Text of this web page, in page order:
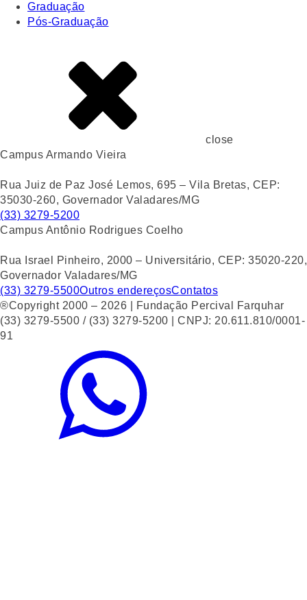
Graduação
Pós-Graduação
close
Campus Armando Vieira
Rua Juiz de Paz José Lemos, 695 – Vila Bretas, CEP:
35030-260, Governador Valadares/MG
(33) 3279-5200
Campus Antônio Rodrigues Coelho
Rua Israel Pinheiro, 2000 – Universitário, CEP: 35020-220,
Governador Valadares/MG
(33) 3279-5500Outros endereçosContatos
®Copyright 2000 – 2026 | Fundação Percival Farquhar
(33) 3279-5500 / (33) 3279-5200 | CNPJ: 20.611.810/0001-
91